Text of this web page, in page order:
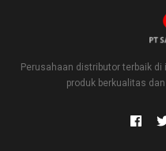
Perusahaan distributor terbaik
produk berkualitas